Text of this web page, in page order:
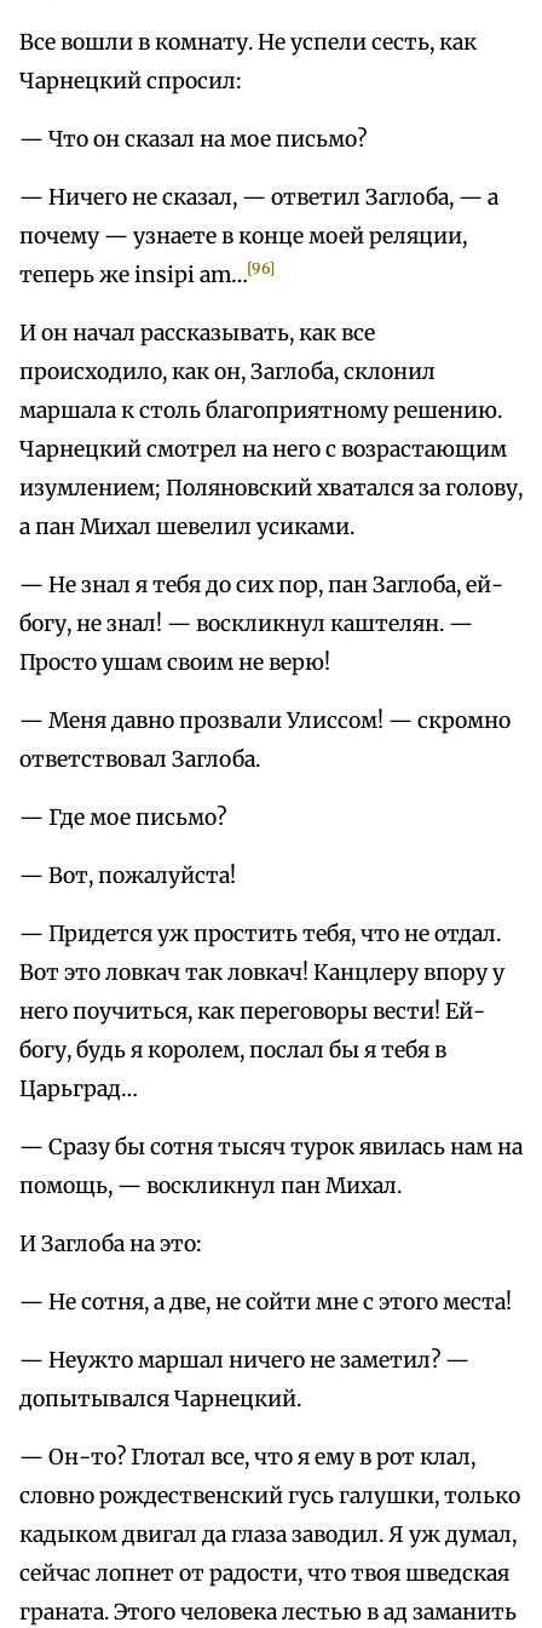
Все вошли в комнату. Не успели сесть, как
Чарнецкий спросил:
— Что он сказал на мое письмо?
— Ничего не сказал, — ответил Заглоба, — а
почему — узнаете в конце моей реляции,
теперь же insipi am…[96]
И он начал рассказывать, как все
происходило, как он, Заглоба, склонил
маршала к столь благоприятному решению.
Чарнецкий смотрел на него с возрастающим
изумлением; Поляновский хватался за голову,
а пан Михал шевелил усиками.
— Не знал я тебя до сих пор, пан Заглоба, ей-
богу, не знал! — воскликнул каштелян. —
Просто ушам своим не верю!
— Меня давно прозвали Улиссом! — скромно
ответствовал Заглоба.
— Где мое письмо?
— Вот, пожалуйста!
— Придется уж простить тебя, что не отдал.
Вот это ловкач так ловкач! Канцлеру впору у
него поучиться, как переговоры вести! Ей-
богу, будь я королем, послал бы я тебя в
Царьград…
— Сразу бы сотня тысяч турок явилась нам на
помощь, — воскликнул пан Михал.
И Заглоба на это:
— Не сотня, а две, не сойти мне с этого места!
— Неужто маршал ничего не заметил? —
допытывался Чарнецкий.
— Он-то? Глотал все, что я ему в рот клал,
словно рождественский гусь галушки, только
кадыком двигал да глаза заводил. Я уж думал,
сейчас лопнет от радости, что твоя шведская
граната. Этого человека лестью в ад заманить